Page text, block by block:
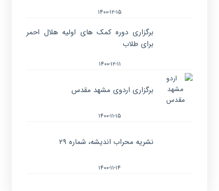
۱۴۰۰-۱۲-۱۵
برگزاری دوره کمک های اولیه هلال احمر
برای طلاب
۱۴۰۰-۱۲-۱۱
برگزاری اردوی مشهد مقدس
۱۴۰۰-۱۱-۱۵
نشریه محراب اندیشه، شماره ۲۹
۱۴۰۰-۱۱-۱۴